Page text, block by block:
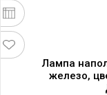
Лампа
железо,